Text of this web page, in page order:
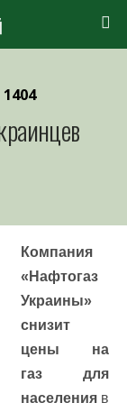
Компания
«Нафтогаз
Украины»
снизит
цены на
газ
для
населения в